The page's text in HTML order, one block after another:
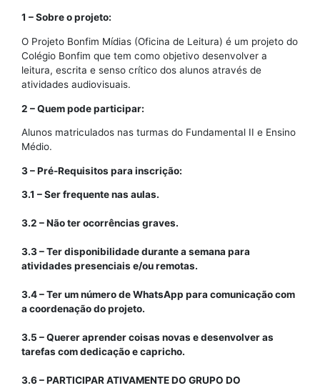
1 – Sobre o projeto:
O Projeto Bonfim Mídias (Oficina de Leitura) é um projeto do
Colégio Bonfim que tem como objetivo desenvolver a
leitura, escrita e senso crítico dos alunos através de
atividades audiovisuais.
2 – Quem pode participar:
Alunos matriculados nas turmas do Fundamental II e Ensino
Médio.
3 – Pré-Requisitos para inscrição:
3.1 – Ser frequente nas aulas.
3.2 – Não ter ocorrências graves.
3.3 – Ter disponibilidade durante a semana para
atividades presenciais e/ou remotas.
3.4 – Ter um número de WhatsApp para comunicação com
a coordenação do projeto.
3.5 – Querer aprender coisas novas e desenvolver as
tarefas com dedicação e capricho.
3.6 – PARTICIPAR ATIVAMENTE DO GRUPO DO